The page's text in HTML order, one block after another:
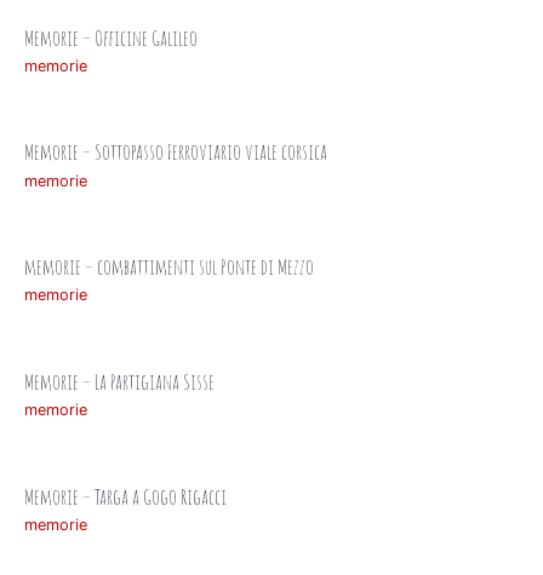
Memorie – Officine Galileo
memorie
Memorie – Sottopasso Ferroviario viale corsica
memorie
memorie – combattimenti sul Ponte di Mezzo
memorie
Memorie – La Partigiana Sisse
memorie
Memorie – Targa a Gogo Rigacci
memorie